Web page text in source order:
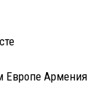
Европе Армения